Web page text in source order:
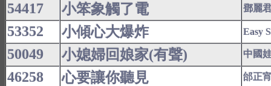
54417 小笨象觸了電 鄧麗
53352 小傾心大爆炸 Easy
50049 小媳婦回娘家(有聲) 中國
46258 心要讓你聽見 邰正